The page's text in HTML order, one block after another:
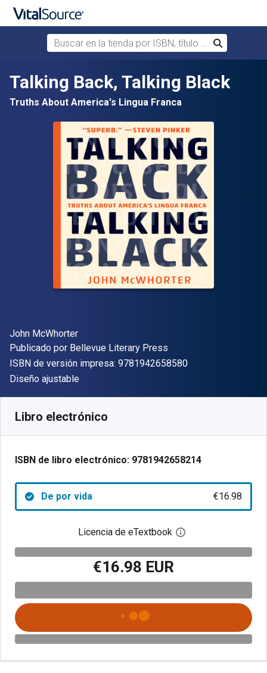
Saltar al contenido principal
Buscar en la tienda por ISBN, título o autor
Buscar
Talking Back, Talking Black
Truths About America's Lingua Franca
Autor(es)
John McWhorter
Editorial
Publicado por Bellevue Literary Press
ISBN de versión impresa: 9781942658580"ISBN-13
Formato
Diseño ajustable
Libro electrónico
ISBN de libro electrónico: 9781942658214
De por vida €16.98
Licencia de eTextbook Abre el cuadro de
€16.98 EUR